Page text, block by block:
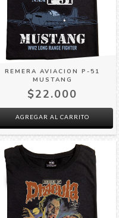
REMERA AVIACION P-51
MUSTANG
$22.000
AGREGAR AL CARRITO